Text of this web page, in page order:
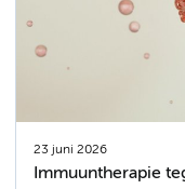
23 juni 2026
Immuuntherapie